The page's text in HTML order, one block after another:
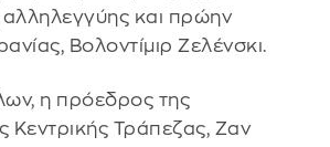
αλληλεγγύης και πρώην
Βολοντίμιρ Ζελένσκι.
η πρόεδρος της
Τράπεζας, Ζαν